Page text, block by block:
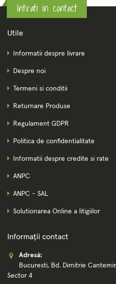
Intrati in contact
Utile
Informatii despre livrare
Despre noi
Termeni si conditii
Returnare Produse
Regulament GDPR
Politica de confidentialitate
Informatii despre credite si rate
ANPC
ANPC - SAL
Solutionarea Online a litigiilor
Informații contact
Adresă:
Bucuresti, Bd. Dimitrie
Sector 4